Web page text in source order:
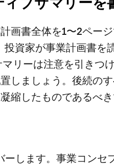
画書全体を1〜2ペー
資家が事業計画書を
リーは注意を引きつ
しましょう。後続の
縮したものであるべき
します。事業コンセ